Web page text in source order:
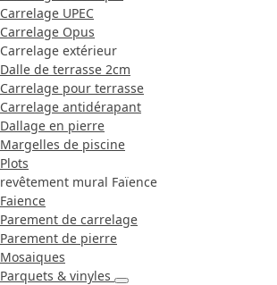
Carrelage UPEC
Carrelage Opus
Carrelage extérieur
Dalle de terrasse 2cm
Carrelage pour terrasse
Carrelage antidérapant
Dallage en pierre
Margelles de piscine
Plots
revêtement mural Faïence
Faience
Parement de carrelage
Parement de pierre
Mosaiques
Parquets & vinyles